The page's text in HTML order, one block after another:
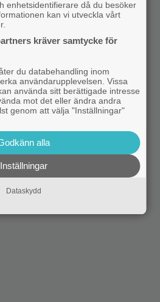
enhetsidentifierare då du besöker
kan vi utveckla vårt
kräver samtycke för
du databehandling inom
användarupplevelsen. Vissa
använda sitt berättigade intresse
mot det eller ändra andra
genom att välja "Inställningar"
alla
Inställningar
Dataskydd